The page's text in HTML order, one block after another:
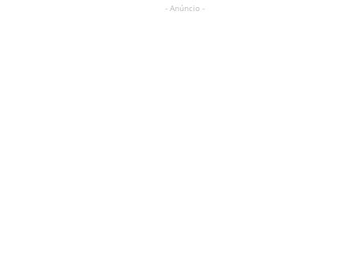
- Anúncio -